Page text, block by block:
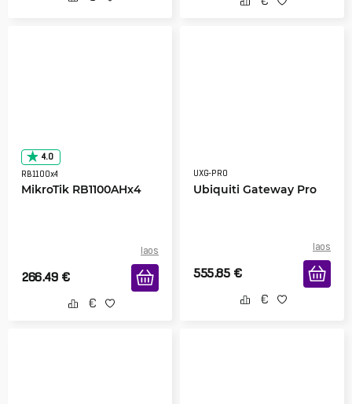
4.0
RB1100x4
MikroTik RB1100AHx4
laos
266.49 €
UXG-PRO
Ubiquiti Gateway Pro
laos
555.85 €